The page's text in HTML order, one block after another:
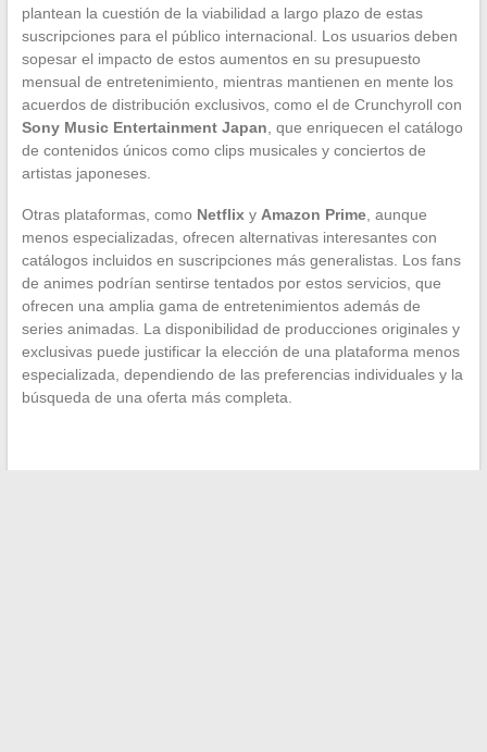
plantean la cuestión de la viabilidad a largo plazo de estas
suscripciones para el público internacional. Los usuarios deben
sopesar el impacto de estos aumentos en su presupuesto
mensual de entretenimiento, mientras mantienen en mente los
acuerdos de distribución exclusivos, como el de Crunchyroll con
Sony Music Entertainment Japan , que enriquecen el catálogo
de contenidos únicos como clips musicales y conciertos de
artistas japoneses.
Otras plataformas, como Netflixy Amazon Prime, aunque
menos especializadas, ofrecen alternativas interesantes con
catálogos incluidos en suscripciones más generalistas. Los fans
de animes podrían sentirse tentados por estos servicios, que
ofrecen una amplia gama de entretenimientos además de
series animadas. La disponibilidad de producciones originales y
exclusivas puede justificar la elección de una plataforma menos
especializada, dependiendo de las preferencias individuales y la
búsqueda de una oferta más completa.